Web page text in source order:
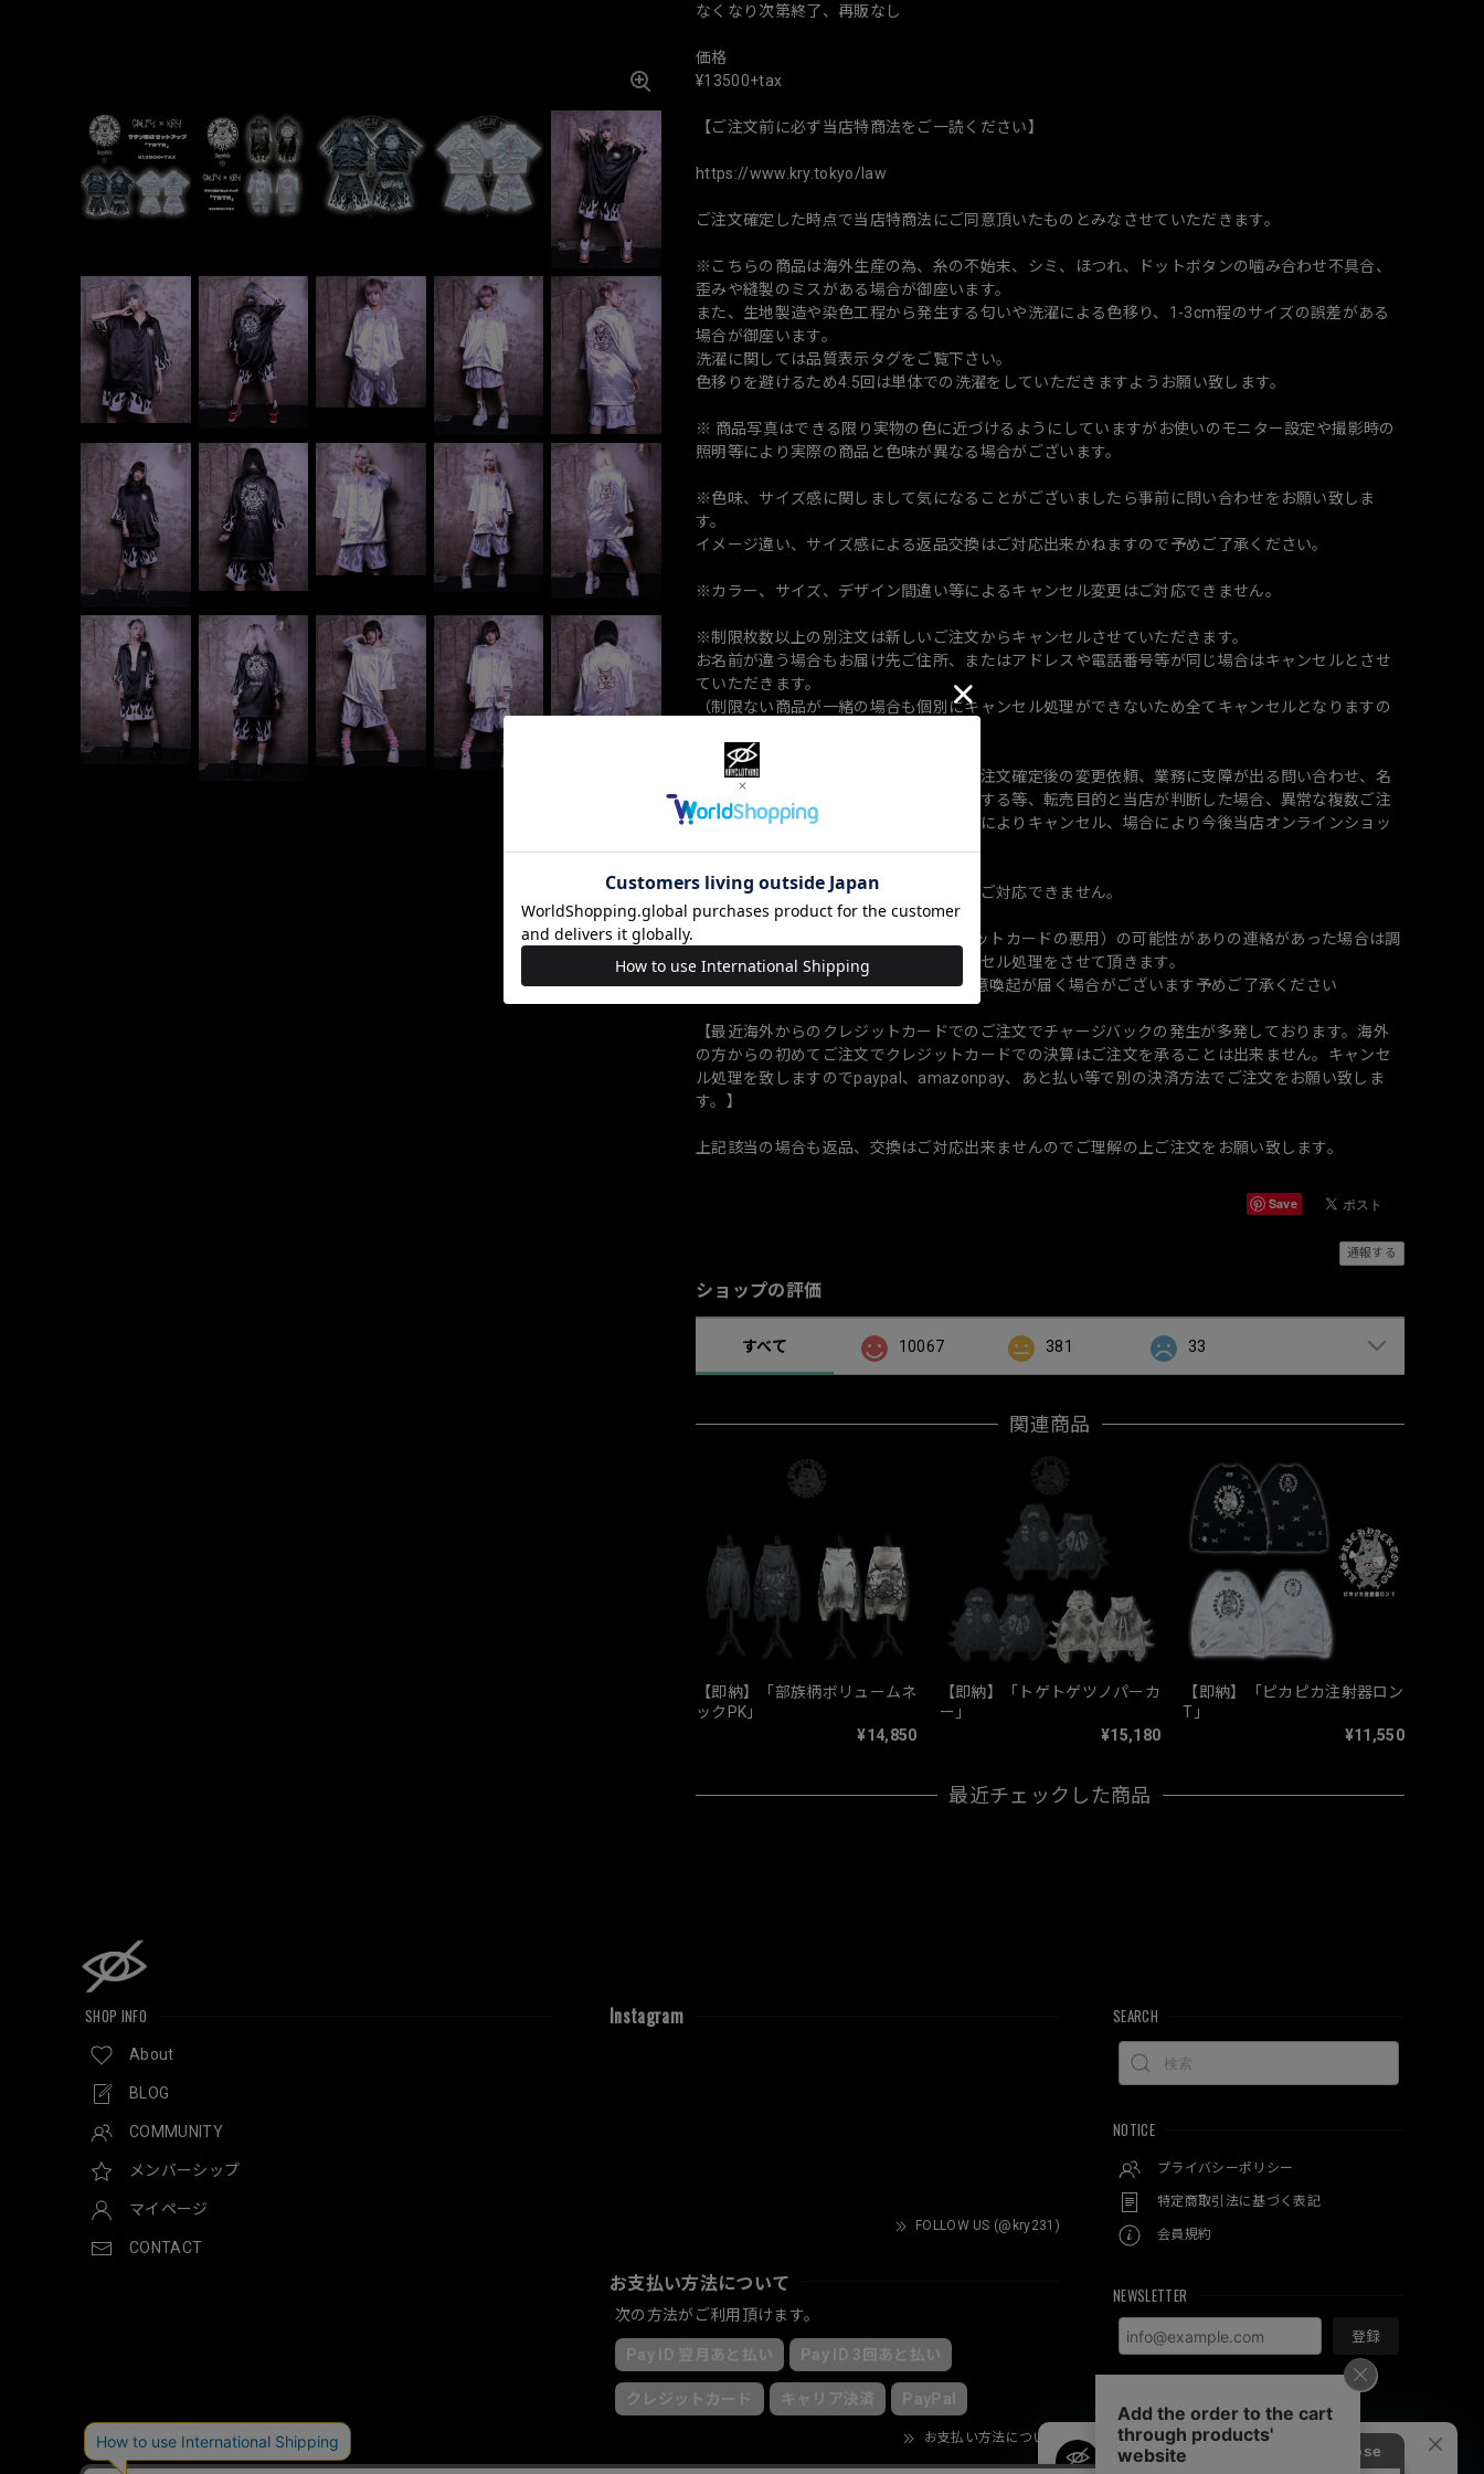
なくなり次第終了、再販なし
価格
¥13500+tax
【ご注文前に必ず当店特商法をご一読ください】
https://www.kry.tokyo/law
ご注文確定した時点で当店特商法にご同意頂いたものとみなさせていただきます。
※こちらの商品は海外生産の為、糸の不始末、シミ、ほつれ、ドットボタンの噛み合わせ不具合、
歪みや縫製のミスがある場合が御座います。
また、生地製造や染色工程から発生する匂いや洗濯による色移り、1-3cm程のサイズの誤差がある
場合が御座います。
洗濯に関しては品質表示タグをご覧下さい。
色移りを避けるため4.5回は単体での洗濯をしていただきますようお願い致します。
※ 商品写真はできる限り実物の色に近づけるようにしていますがお使いのモニター設定や撮影時の
照明等により実際の商品と色味が異なる場合がございます。
※色味、サイズ感に関しまして気になることがございましたら事前に問い合わせをお願い致しま
す。
イメージ違い、サイズ感による返品交換はご対応出来かねますので予めご了承ください。
※カラー、サイズ、デザイン間違い等によるキャンセル変更はご対応できません。
※制限枚数以上の別注文は新しいご注文からキャンセルさせていただきます。
お名前が違う場合もお届け先ご住所、またはアドレスや電話番号等が同じ場合はキャンセルとさせ
ていただきます。
（制限ない商品が一緒の場合も個別にキャンセル処理ができないため全てキャンセルとなりますの
※何度もキャンセル、保管切れ返還、ご注文確定後の変更依頼、業務に支障が出る問い合わせ、名
前や電話番号を変え何点も購入しようとする等、転売目的と当店が判断した場合、異常な複数ご注
文等繰り返しされるお客様は当店の判断によりキャンセル、場合により今後当店オンラインショッ
※ご注文後の別注文の同梱はシステム上ご対応できません。
BASEより不正決済による注文（クレジットカードの悪用）の可能性がありの連絡があった場合は調
査終了まで発送停止、または一旦キャンセル処理をさせて頂きます。
※不正決済ではない場合もBASEより注意喚起が届く場合がございます予めご了承ください
【最近海外からのクレジットカードでのご注文でチャージバックの発生が多発しております。海外
の方からの初めてご注文でクレジットカードでの決算はご注文を承ることは出来ません。キャンセ
ル処理を致しますのでpaypal、amazonpay、あと払い等で別の決済方法でご注文をお願い致しま
す。】
上記該当の場合も返品、交換はご対応出来ませんのでご理解の上ご注文をお願い致します。
Save
通報する
ショップの評価
すべて 10067 381 33
関連商品
【即納】「部族柄ボリュームネ
ックPK」
¥14,850
【即納】「トゲトゲツノパーカ
ー」
¥15,180
【即納】「ピカピカ注射器ロン
T」
¥11,550
最近チェックした商品
SHOP INFO
About
BLOG
COMMUNITY
メンバーシップ
マイページ
CONTACT
Instagram
FOLLOW US (@kry231)
お支払い方法について
次の方法がご利用頂けます。
Pay ID 翌月あと払い Pay ID 3回あと払い
クレジットカード キャリア決済 PayPal
お支払い方法について
SEARCH
NOTICE
プライバシーポリシー
特定商取引法に基づく表記
会員規約
NEWSLETTER
登録